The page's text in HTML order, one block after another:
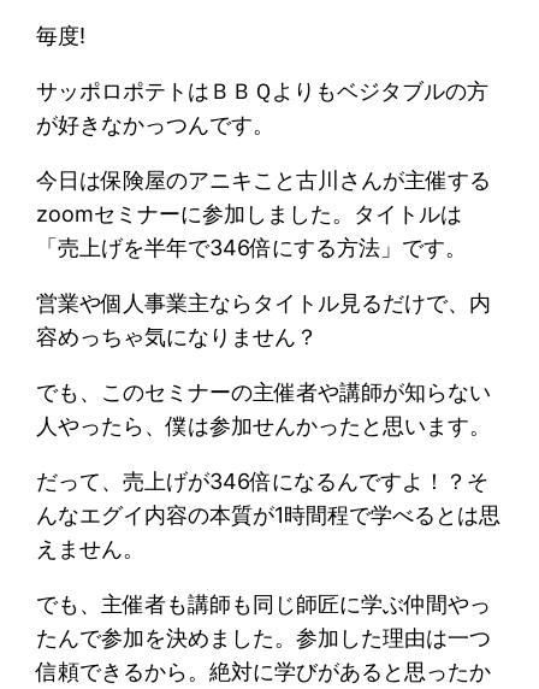
毎度!
サッポロポテトはＢＢＱよりもベジタブルの方
が好きなかっつんです。
今日は保険屋のアニキこと古川さんが主催する
zoomセミナーに参加しました。タイトルは
「売上げを半年で346倍にする方法」です。
営業や個人事業主ならタイトル見るだけで、内
容めっちゃ気になりません？
でも、このセミナーの主催者や講師が知らない
人やったら、僕は参加せんかったと思います。
だって、売上げが346倍になるんですよ！？そ
んなエグイ内容の本質が1時間程で学べるとは思
えません。
でも、主催者も講師も同じ師匠に学ぶ仲間やっ
たんで参加を決めました。参加した理由は一つ
信頼できるから。絶対に学びがあると思ったか